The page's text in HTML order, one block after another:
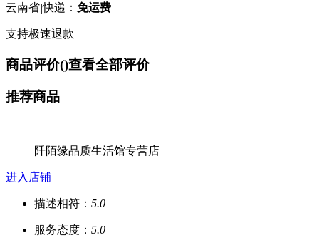
云南省|快递： 免运费
支持极速退款
商品评价()查看全部评价
推荐商品
阡陌缘品质生活馆专营店
进入店铺
描述相符： 5.0
服务态度： 5.0